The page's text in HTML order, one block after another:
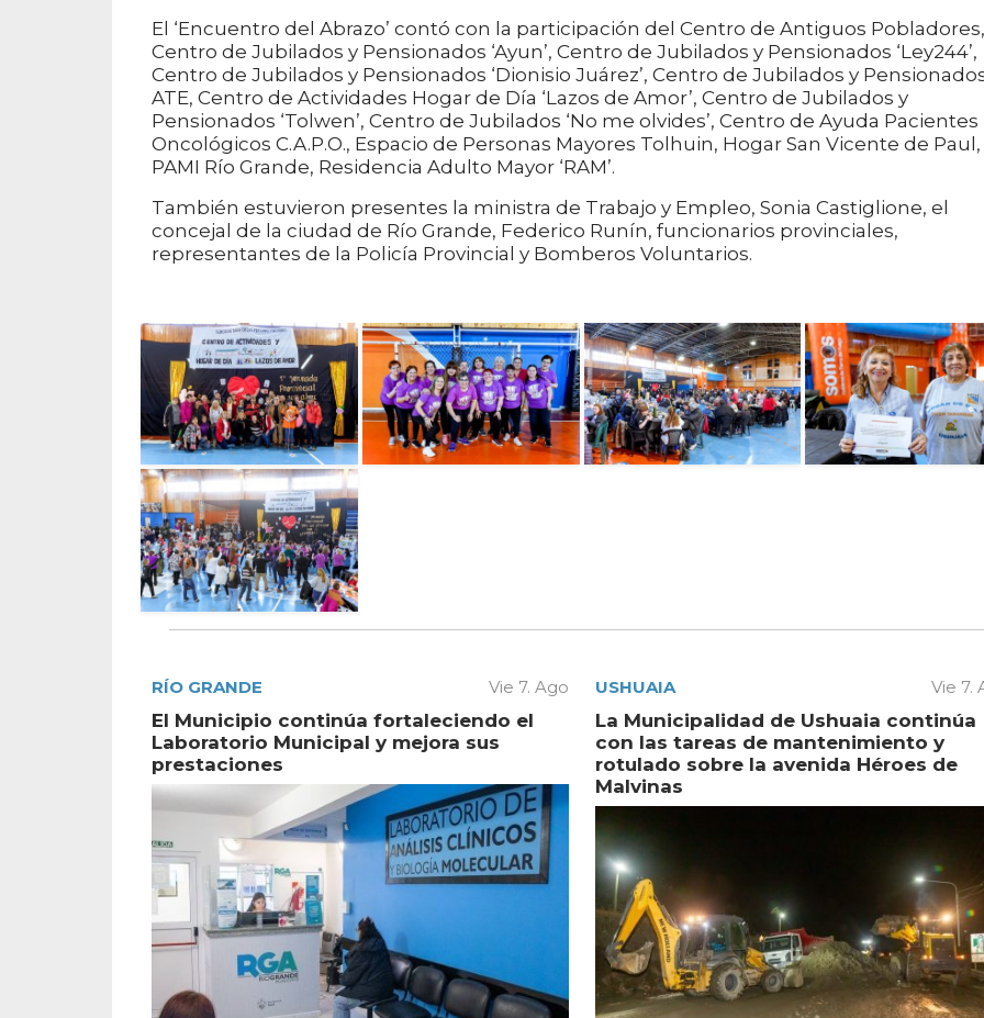
El ‘Encuentro del Abrazo’ contó con la participación del Centro de Antiguos Pobladores,
Centro de Jubilados y Pensionados ‘Ayun’, Centro de Jubilados y Pensionados ‘Ley244’,
Centro de Jubilados y Pensionados ‘Dionisio Juárez’, Centro de Jubilados y
ATE, Centro de Actividades Hogar de Día ‘Lazos de Amor’, Centro de Jubilados y
Pensionados ‘Tolwen’, Centro de Jubilados ‘No me olvides’, Centro de Ayuda Pacientes
Oncológicos C.A.P.O., Espacio de Personas Mayores Tolhuin, Hogar San Vicente de Paul,
PAMI Río Grande, Residencia Adulto Mayor ‘RAM’.
También estuvieron presentes la ministra de Trabajo y Empleo, Sonia Castiglione, el
concejal de la ciudad de Río Grande, Federico Runín, funcionarios provinciales,
representantes de la Policía Provincial y Bomberos Voluntarios.
RÍO GRANDE Vie 7. Ago
El Municipio continúa fortaleciendo el
Laboratorio Municipal y mejora sus
prestaciones
USHUAIA Vie 7.
La Municipalidad de Ushuaia continúa
con las tareas de mantenimiento y
rotulado sobre la avenida Héroes de
Malvinas